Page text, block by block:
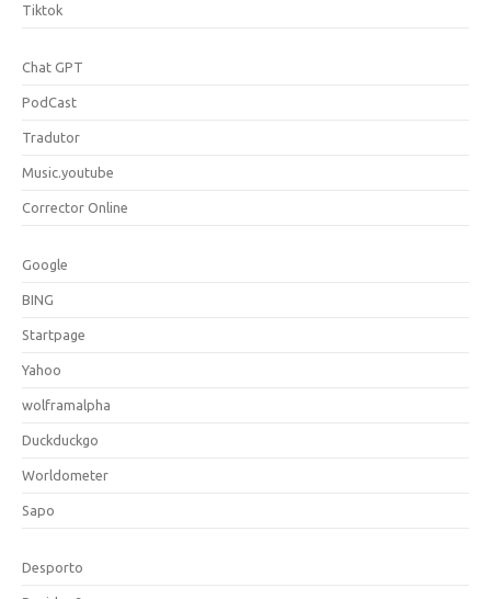
Tiktok
Chat GPT
PodCast
Tradutor
Music.youtube
Corrector Online
Google
BING
Startpage
Yahoo
wolframalpha
Duckduckgo
Worldometer
Sapo
Desporto